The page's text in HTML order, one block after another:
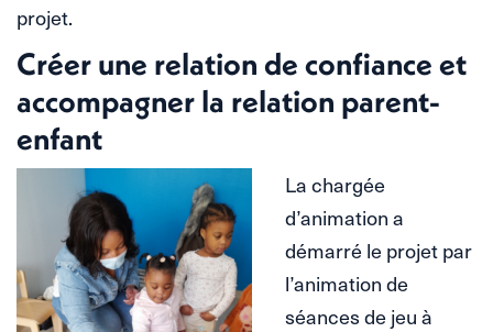
projet.
Créer une relation de confiance et
accompagner la relation parent-
enfant
La chargée
d’animation a
démarré le projet par
l’animation de
séances de jeu à